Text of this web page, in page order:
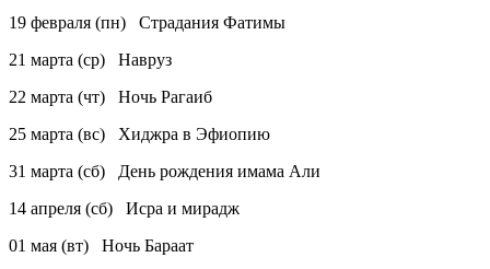
19 февраля (пн) Страдания Фатимы
21 марта (ср) Навруз
22 марта (чт) Ночь Рагаиб
25 марта (вс) Хиджра в Эфиопию
31 марта (сб) День рождения имама Али
14 апреля (сб) Исра и мирадж
01 мая (вт) Ночь Бараат